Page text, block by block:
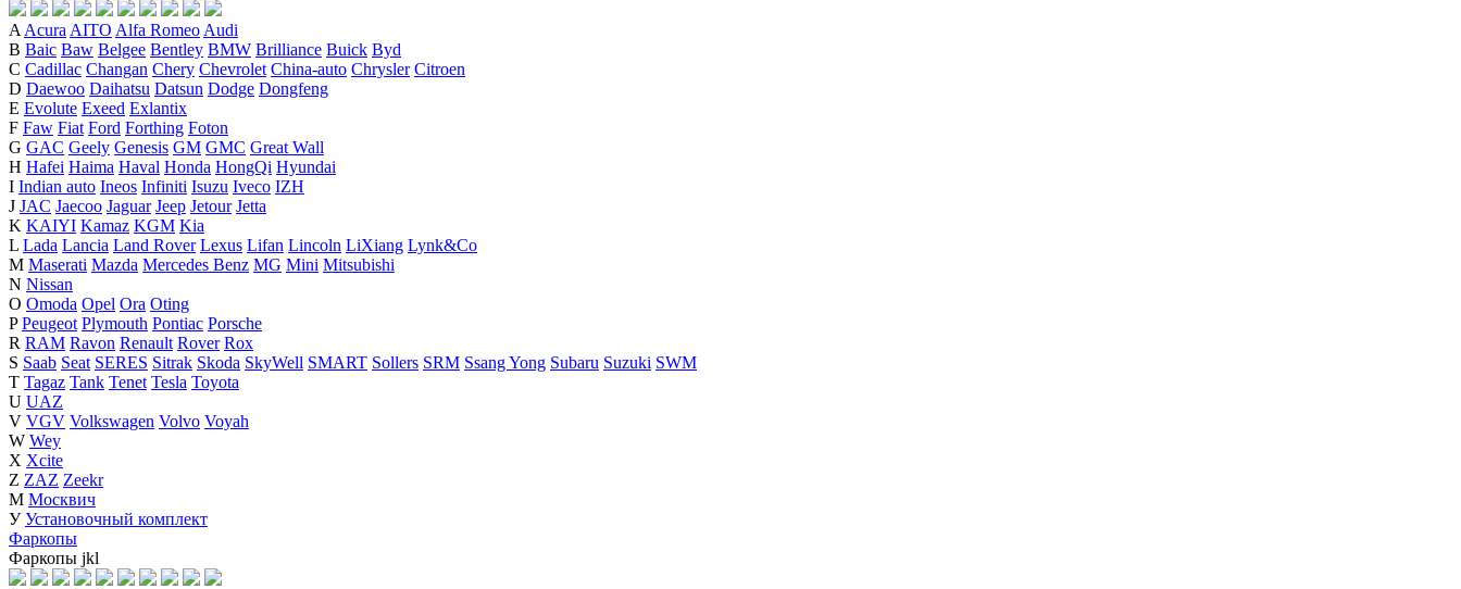
AAcuraAITO Alfa RomeoAudi
B Baic Baw Belgee Bentley BMW Brilliance Buick Byd
C Cadillac Changan Chery Chevrolet China-auto Chrysler Citroen
D Daewoo Daihatsu Datsun Dodge Dongfeng
E Evolute Exeed Exlantix
F Faw Fiat Ford Forthing Foton
G GAC Geely Genesis GM GMC Great Wall
H Hafei Haima Haval Honda HongQi Hyundai
I Indian auto Ineos Infiniti Isuzu Iveco IZH
J JAC Jaecoo Jaguar Jeep Jetour Jetta
K KAIYI Kamaz KGM Kia
L Lada Lancia Land Rover Lexus Lifan Lincoln LiXiang Lynk&Co
M Maserati Mazda Mercedes Benz MG Mini Mitsubishi
N Nissan
O Omoda Opel Ora Oting
P Peugeot Plymouth Pontiac Porsche
R RAM Ravon Renault Rover Rox
S Saab Seat SERES Sitrak Skoda SkyWell SMART Sollers SRM Ssang Yong Subaru Suzuki SWM
T Tagaz Tank Tenet Tesla Toyota
U UAZ
V VGV Volkswagen Volvo Voyah
W Wey
X Xcite
Z ZAZ Zeekr
М Москвич
У Установочный комплект
Фаркопы
Фаркопы jkl